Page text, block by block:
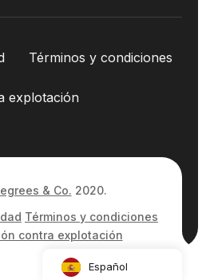
Términos y condiciones
explotación
& Co. 2020.
Términos y condiciones
contra explotación
Español